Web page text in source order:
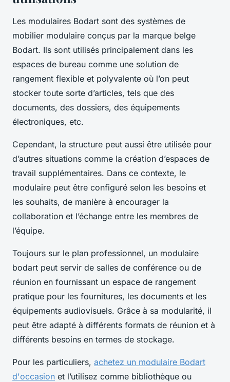
Les modulaires Bodart sont des systèmes de
mobilier modulaire conçus par la marque belge
Bodart. Ils sont utilisés principalement dans les
espaces de bureau comme une solution de
rangement flexible et polyvalente où l’on peut
stocker toute sorte d’articles, tels que des
documents, des dossiers, des équipements
électroniques, etc.
Cependant, la structure peut aussi être utilisée pour
d’autres situations comme la création d’espaces de
travail supplémentaires. Dans ce contexte, le
modulaire peut être configuré selon les besoins et
les souhaits, de manière à encourager la
collaboration et l’échange entre les membres de
l’équipe.
Toujours sur le plan professionnel, un modulaire
bodart peut servir de salles de conférence ou de
réunion en fournissant un espace de rangement
pratique pour les fournitures, les documents et les
équipements audiovisuels. Grâce à sa modularité, il
peut être adapté à différents formats de réunion et à
différents besoins en termes de stockage.
Pour les particuliers, achetez un modulaire Bodart
d'occasion et l’utilisez comme bibliothèque ou